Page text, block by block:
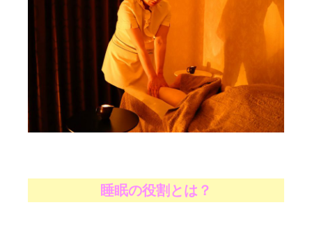
睡眠の役割とは？